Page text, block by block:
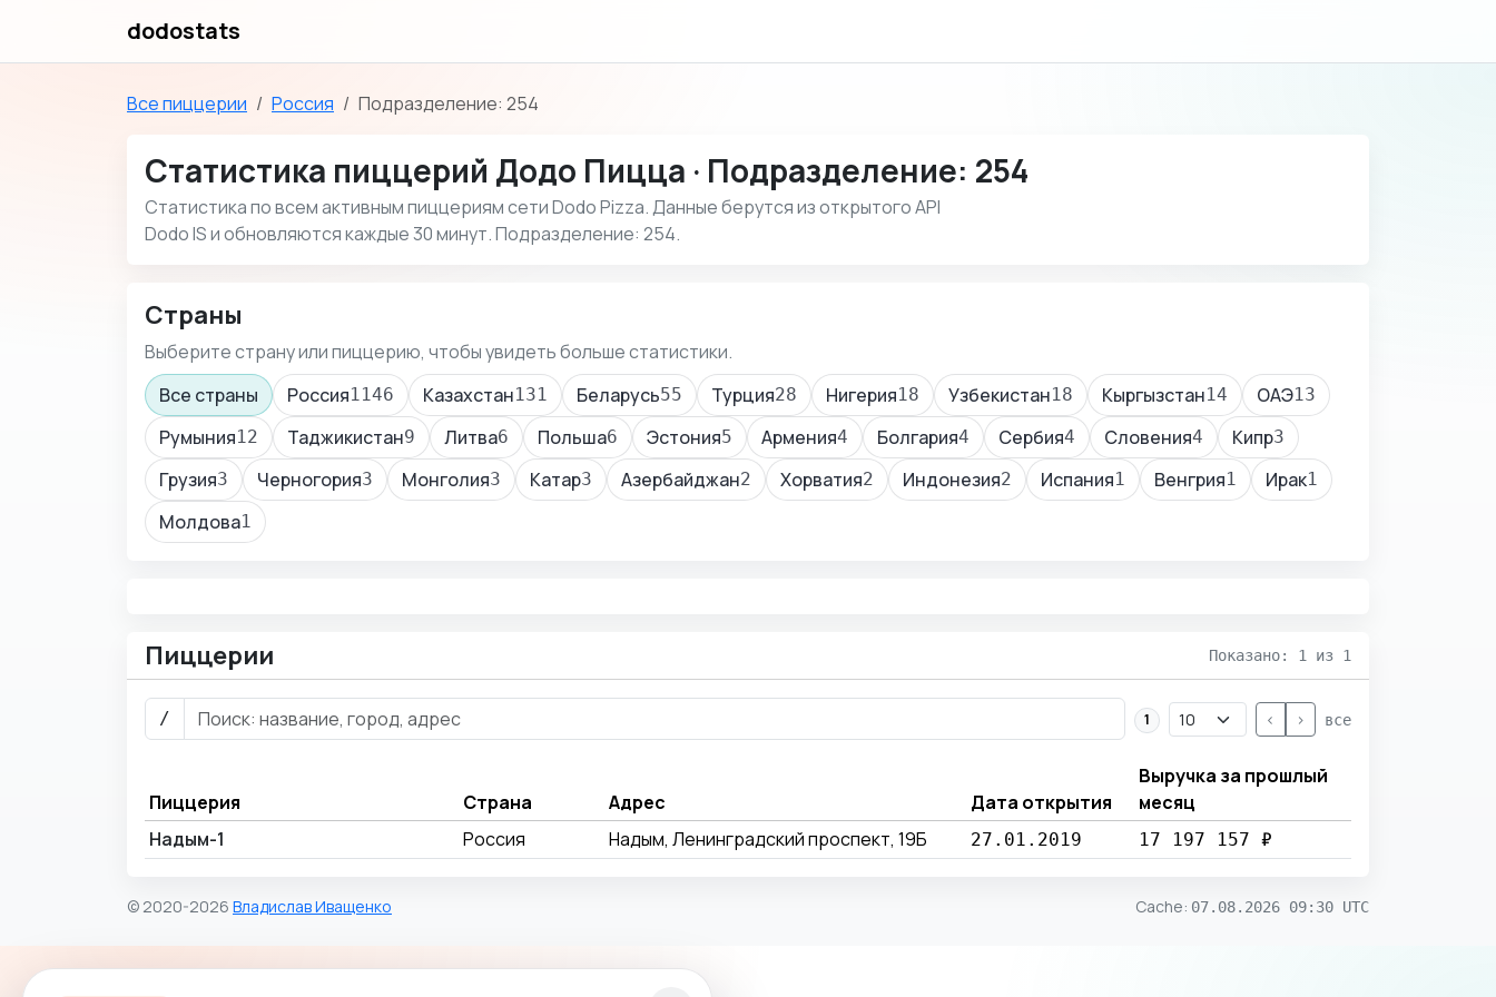
dodostats
Все пиццерии Россия Подразделение: 254
Статистика пиццерий Додо Пицца · Подразделение: 254
Статистика по всем активным пиццериям сети Dodo Pizza. Данные берутся из открытого API
Dodo IS и обновляются каждые 30 минут. Подразделение: 254.
Страны
Выберите страну или пиццерию, чтобы увидеть больше статистики.
Все страны
Россия1146 Казахстан131 Беларусь55 Турция28 Нигерия18 Узбекистан18 Кыргызстан14 ОАЭ13
Румыния12 Таджикистан9 Литва6 Польша6 Эстония5 Армения4 Болгария4 Сербия4 Словения4 Кипр3
Грузия3 Черногория3 Монголия3 Катар3 Азербайджан2 Хорватия2 Индонезия2 Испания1 Венгрия1 Ирак1
Молдова1
Пиццерии Показано: 1 из 1
/ 1 < > все
Пиццерия Страна Адрес Дата открытия
Выручка за прошлый
месяц
Надым-1
Россия Надым, Ленинградский проспект, 19Б 27.01.2019 17 197 157 ₽
© 2020-2026 Владислав Иващенко Cache: 07.08.2026 09:30 UTC